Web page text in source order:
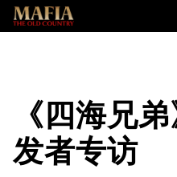
《四海兄
发者专访